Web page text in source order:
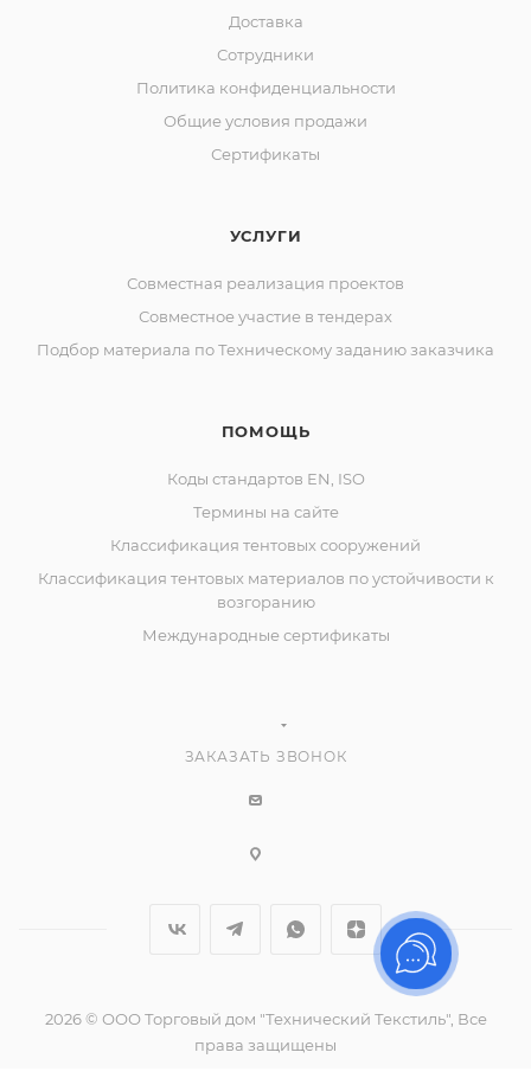
Доставка
Сотрудники
Политика конфиденциальности
Общие условия продажи
Сертификаты
УСЛУГИ
Совместная реализация проектов
Совместное участие в тендерах
Подбор материала по Техническому заданию заказчика
ПОМОЩЬ
Коды стандартов EN, ISO
Термины на сайте
Классификация тентовых сооружений
Классификация тентовых материалов по устойчивости к
возгоранию
Международные сертификаты
ЗАКАЗАТЬ ЗВОНОК
2026 © ООО Торговый дом "Технический Текстиль", Все
права защищены